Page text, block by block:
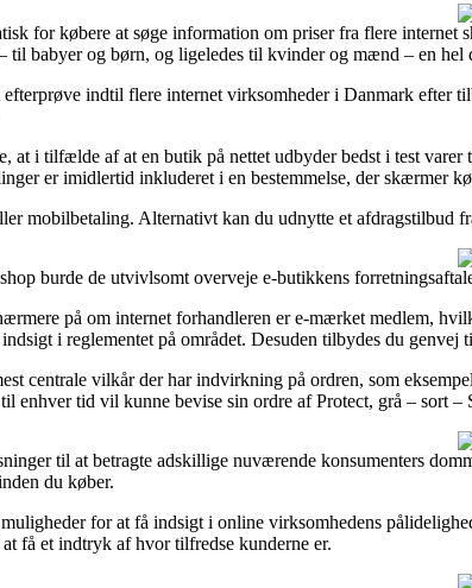
for købere at søge information om priser fra flere internet
til babyer og børn, og ligeledes til kvinder og mænd – en
indtil flere internet virksomheder i Danmark efter
at i tilfælde af at en butik på nettet udbyder bedst i test
er imidlertid inkluderet i en bestemmelse, der skærmer
mobilbetaling. Alternativt kan du udnytte et
burde de utvivlsomt overveje e-butikkens
på om internet forhandleren er e-mærket medlem,
i reglementet på området. Desuden tilbydes du
centrale vilkår der har indvirkning på ordren, som
enhver tid vil kunne bevise sin ordre af Protect, grå –
til at betragte adskillige nuværende konsumenters
du køber.
for at få indsigt i online virksomhedens
få et indtryk af hvor tilfredse kunderne er.